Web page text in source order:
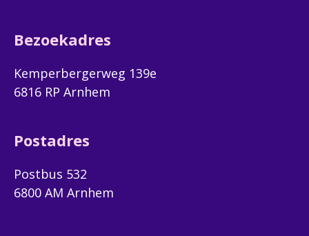
Telefoonnummer
Woonplaats
Bezoekadres
Kemperbergerweg 139e
6816 RP Arnhem
Postadres
Postbus 532
6800 AM Arnhem